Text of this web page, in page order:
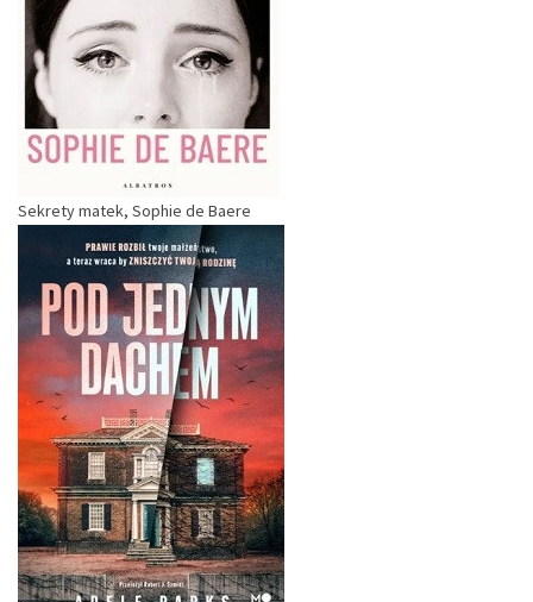
Sekrety matek, Sophie de Baere